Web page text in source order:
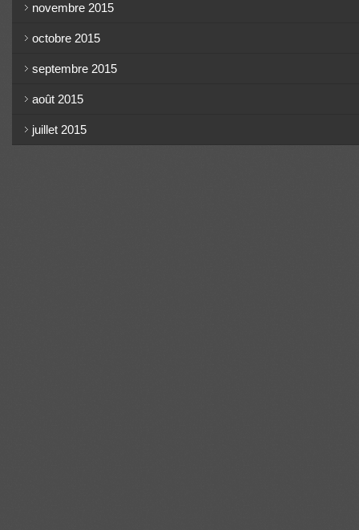
novembre 2015
octobre 2015
septembre 2015
août 2015
juillet 2015